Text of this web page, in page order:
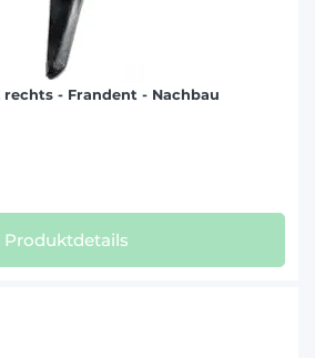
rechts - Frandent - Nachbau
Produktdetails